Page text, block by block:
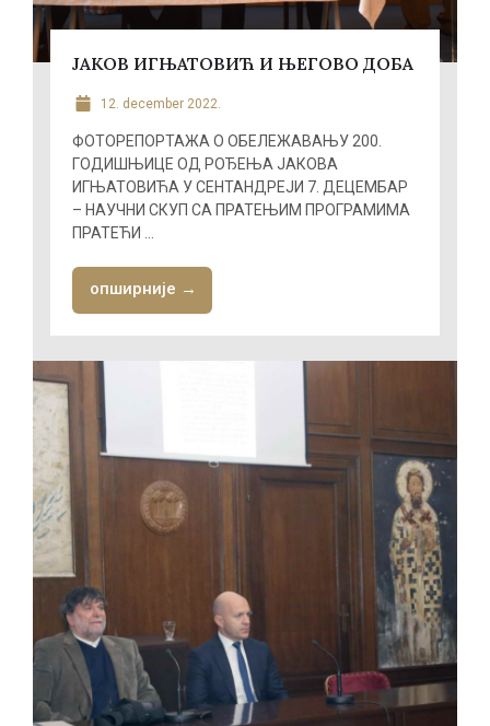
ЈАКОВ ИГЊАТОВИЋ И ЊЕГОВО ДОБА
12. december 2022.
ФОТОРЕПОРТАЖА О ОБЕЛЕЖАВАЊУ 200.
ГОДИШЊИЦЕ ОД РОЂЕЊА ЈАКОВА
ИГЊАТОВИЋА У СЕНТАНДРЕЈИ 7. ДЕЦЕМБАР
– НАУЧНИ СКУП СА ПРАТЕЊИМ ПРОГРАМИМА
ПРАТЕЋИ ...
опширније →